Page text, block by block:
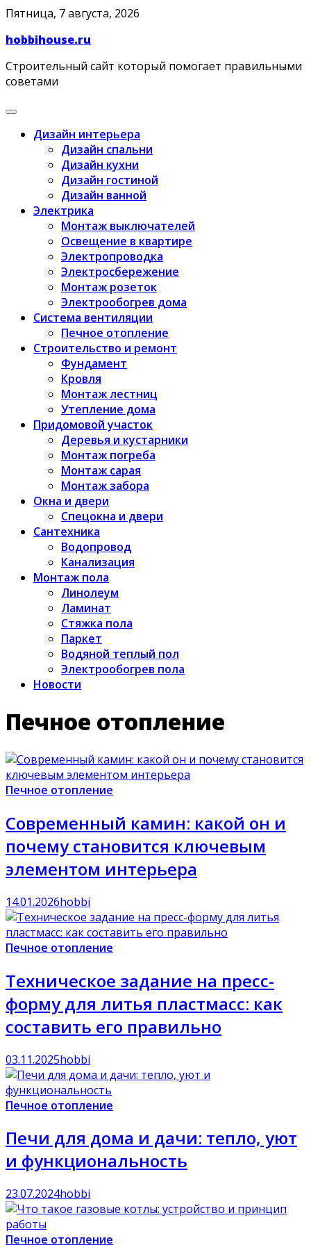
Skip
content
Пятница, 7 августа, 2026
hobbihouse.ru
Строительный сайт который помогает правильными
советами
Дизайн интерьера
Дизайн спальни
Дизайн кухни
Дизайн гостиной
Дизайн ванной
Электрика
Монтаж выключателей
Освещение в квартире
Электропроводка
Электросбережение
Монтаж розеток
Электрообогрев дома
Система вентиляции
Печное отопление
Строительство и ремонт
Фундамент
Кровля
Монтаж лестниц
Утепление дома
Придомовой участок
Деревья и кустарники
Монтаж погреба
Монтаж сарая
Монтаж забора
Окна и двери
Спецокна и двери
Сантехника
Водопровод
Канализация
Монтаж пола
Линолеум
Ламинат
Стяжка пола
Паркет
Водяной теплый пол
Электрообогрев пола
Новости
Печное отопление
Печное отопление
Современный камин: какой он и
почему становится ключевым
элементом интерьера
14.01.2026hobbi
Печное отопление
Техническое задание на пресс-
форму для литья пластмасс: как
составить его правильно
03.11.2025hobbi
Печное отопление
Печи для дома и дачи: тепло, уют
и функциональность
23.07.2024hobbi
Печное отопление